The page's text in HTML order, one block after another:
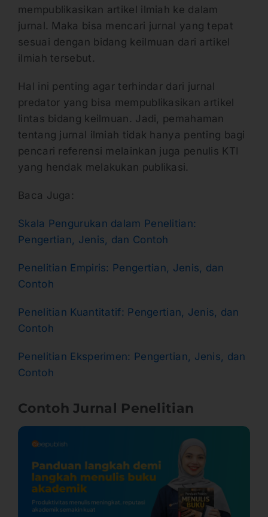
mempublikasikan artikel ilmiah ke dalam
jurnal. Maka bisa mencari jurnal yang tepat
sesuai dengan bidang keilmuan dari artikel
ilmiah tersebut.
Hal ini penting agar terhindar dari jurnal
predator yang bisa mempublikasikan artikel
lintas bidang keilmuan. Jadi, pemahaman
tentang jurnal ilmiah tidak hanya penting bagi
pencari referensi melainkan juga penulis KTI
yang hendak melakukan publikasi.
Baca Juga:
Skala Pengurukan dalam Penelitian:
Pengertian, Jenis, dan Contoh
Penelitian Empiris: Pengertian, Jenis, dan
Contoh
Penelitian Kuantitatif: Pengertian, Jenis, dan
Contoh
Penelitian Eksperimen: Pengertian, Jenis, dan
Contoh
Contoh Jurnal Penelitian